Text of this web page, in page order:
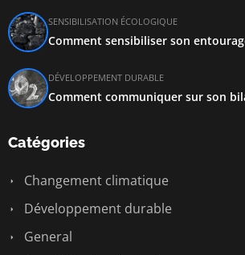
SENSIBILISATION ÉCOLOGIQUE
Comment sensibiliser son
DÉVELOPPEMENT DURABLE
Comment communiquer sur son
Catégories
Changement climatique
Développement durable
General